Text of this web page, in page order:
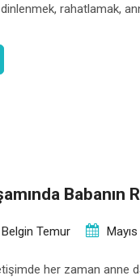
rahatlamak,
eğlenerek, dinlenerek,
hem de zihinsel
Babanın
Temur
her zaman anne